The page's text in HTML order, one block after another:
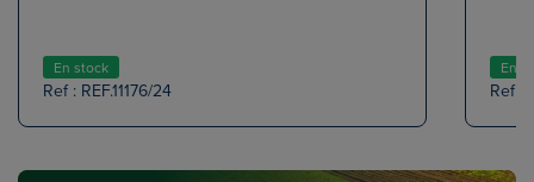
En stock
Ref : REF.11176/24
En
Ref :